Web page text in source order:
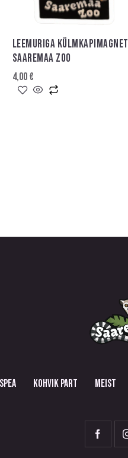
LEEMURIGA KÜLMKAPIMAGNET
SAAREMAA ZOO
4,00€
KOHVIK PART MEIST